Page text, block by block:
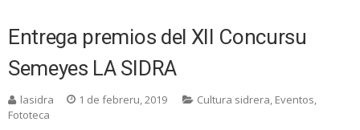
Entrega premios del XII Concursu
Semeyes LA SIDRA
lasidra 1 de febreru, 2019 Cultura sidrera, Eventos,
Fototeca